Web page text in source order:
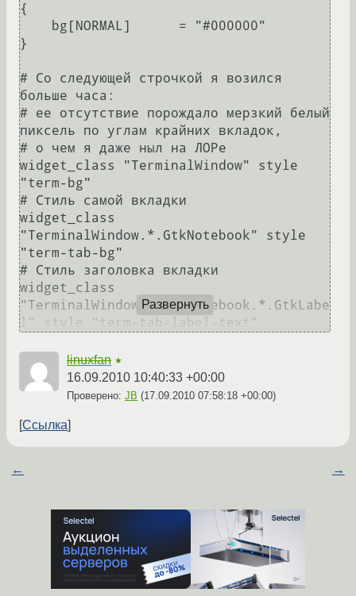
{
}
# Со следующей строчкой я возился
больше часа:
# ее отсутствие порождало мерзкий белый
пиксель по углам крайних вкладок,
# о чем я даже ныл на ЛОРе
widget_class "TerminalWindow" style
"term-bg"
# Стиль самой вкладки
widget_class
"TerminalWindow.*.GtkNotebook" style
"term-tab-bg"
# Стиль заголовка вкладки
widget_class
"TerminalWindow.*.GtkNotebook.*.GtkLabe
Развернуть
linuxfan ★
16.09.2010 10:40:33 +00:00
Проверено: JB (17.09.2010 07:58:18 +00:00)
Ссылка
← →